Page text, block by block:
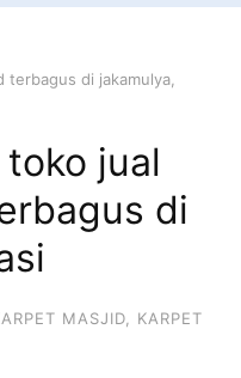
terbagus di jakamulya,
jual
di
MASJID
KARPET